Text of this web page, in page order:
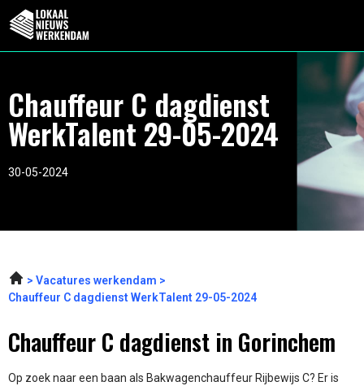
Chauffeur C dagdienst
WerkTalent 29-05-2024
30-05-2024
Vacatures werkendam
Chauffeur C dagdienst WerkTalent 29-05-2024
Chauffeur C dagdienst in Gorinchem
Op zoek naar een baan als Bakwagenchauffeur Rijbewijs C? Er is